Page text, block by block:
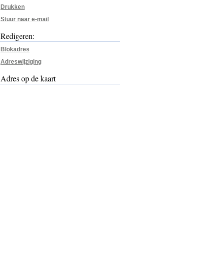
Drukken
Stuur naar e-mail
Redigeren:
Blokadres
Adreswijziging
Adres op de kaart